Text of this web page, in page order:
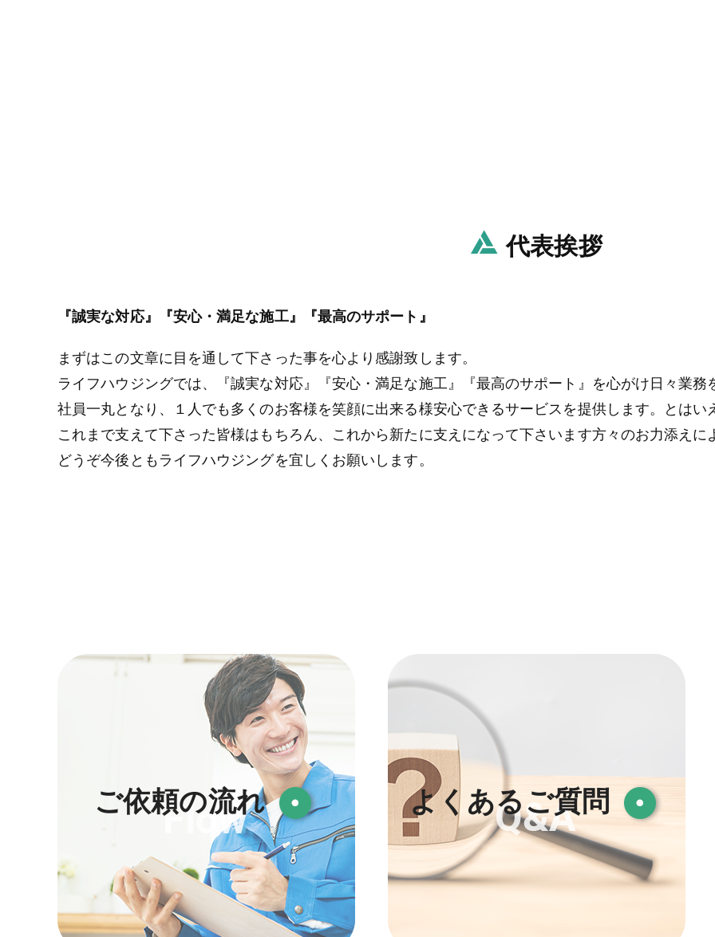
代表挨拶
『誠実な対応』『安心・満足な施工』『最高のサポート』
まずはこの文章に目を通して下さった事を心より感謝致します。
ライフハウジングでは、『誠実な対応』『安心・満足な施工』『最高のサポート』を心がけ日々業務
社員一丸となり、１人でも多くのお客様を笑顔に出来る様安心できるサービスを提供します。とは
これまで支えて下さった皆様はもちろん、これから新たに支えになって下さいます方々のお力添え
どうぞ今後ともライフハウジングを宜しくお願いします。
ご依頼の流れ よくあるご質問